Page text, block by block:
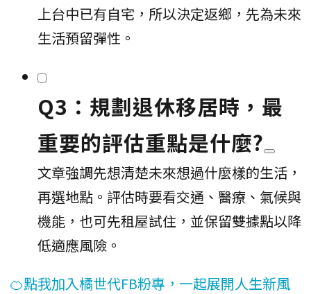
上台中已有自宅，所以決定返鄉，先為未來
生活預留彈性。
Q3：規劃退休移居時，最
重要的評估重點是什麼?
文章強調先想清楚未來想過什麼樣的生活，
再選地點。評估時要看交通、醫療、氣候與
機能，也可先租屋試住，並保留雙據點以降
低適應風險。
🍊點我加入橘世代FB粉專，一起展開人生新風